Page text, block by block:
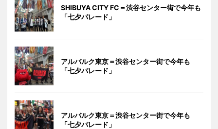
SHIBUYA CITY FC＝渋谷センター街で今年も
「七夕パレード」
アルバルク東京＝渋谷センター街で今年も
「七夕パレード」
アルバルク東京＝渋谷センター街で今年も
「七夕パレード」